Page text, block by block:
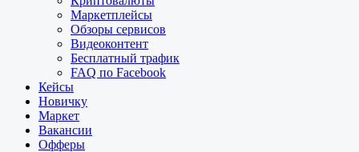
Маркетплейсы
Обзоры сервисов
Видеоконтент
Бесплатный трафик
FAQ по Facebook
Кейсы
Новичку
Маркет
Вакансии
Офферы